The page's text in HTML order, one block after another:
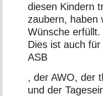
diesen Kindern
zaubern, haben
Wünsche
Dies ist auch
ASB
, der AWO, der
und der